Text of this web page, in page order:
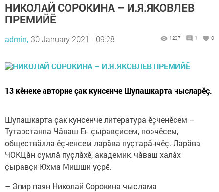
НИКОЛАЙ СОРОКИНА – И.Я.ЯКОВЛЕВ
ПРЕМИЙӖ
admin, 30 January 2021 - 09:28 1237 1 0
13 кӗнеке авторне çак кунсенче Шупашкарта чысларӗç.
Шупашкарта çак кунсенче литература ӗçченӗсем –
Тутарстанпа Чăваш Ен çыравçисем, поэчӗсем,
обществăлла ӗçченсем ларăва пуçтарăнчӗç. Ларăва
ЧОКЦăн сумлă пуçлăхӗ, академик, чăваш халăх
çыравçи Юхма Мишши уçрӗ.
– Эпир паян Николай Сорокина чыслама